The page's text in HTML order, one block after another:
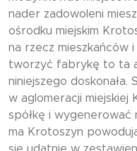
nader zadowoleni
ośrodku miejskim
na rzecz mieszkańców
tworzyć fabrykę to ta
niniejszego
w aglomeracji miejskiej
spółkę i wygenerować
ma Krotoszyn